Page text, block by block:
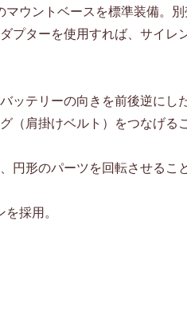
ウントベースを標準装備。
プターを使用すれば、サイレ
ッテリーの向きを前後逆にし
肩掛けベルト）をつなげる
円形のパーツを回転させるこ
採用。